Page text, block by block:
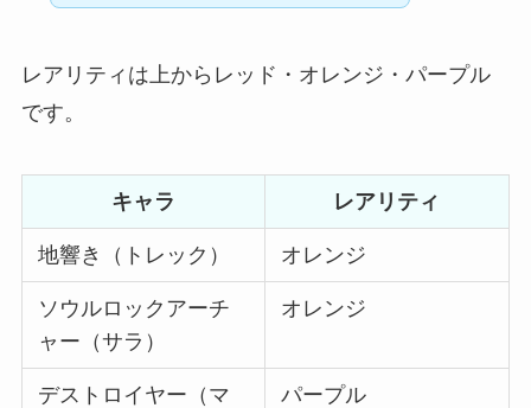
レアリティは上からレッド・オレンジ・パープル
です。
キャラ レアリティ
地響き（トレック） オレンジ
ソウルロックアーチ
ャー（サラ）
オレンジ
デストロイヤー（マ
パープル